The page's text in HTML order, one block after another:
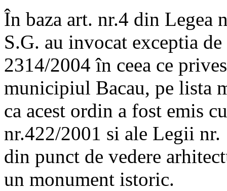
În baza art. nr.4 din Legea
S.G. au invocat exceptia
2314/2004 în ceea ce
municipiul Bacau, pe lista
ca acest ordin a fost emis
nr.422/2001 si ale Legii
din punct de vedere
un monument istoric.